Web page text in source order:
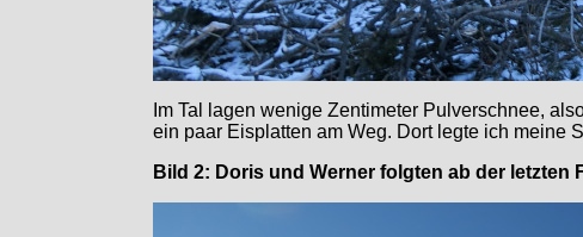
Im Tal lagen wenige Zentimeter Pulverschnee,
ein paar Eisplatten am Weg. Dort legte ich meine
Bild 2: Doris und Werner folgten ab der